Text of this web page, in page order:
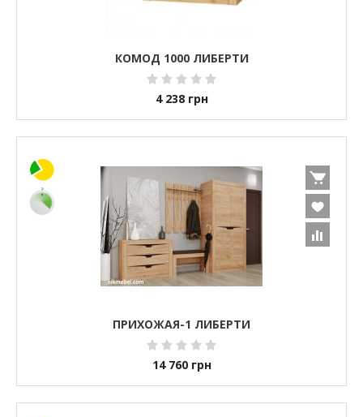
КОМОД 1000 ЛИБЕРТИ
4 238 грн
ПРИХОЖАЯ-1 ЛИБЕРТИ
14 760 грн